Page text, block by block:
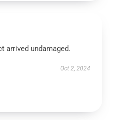
arrived undamaged.
Oct 2, 2024